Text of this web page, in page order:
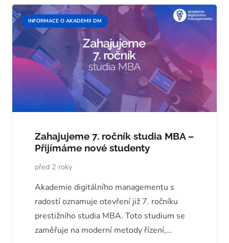
INFORMACE O AKADEMII DM
Zahajujeme 7. ročník studia MBA –
Přijímáme nové studenty
před 2 roky
Akademie digitálního managementu s
radostí oznamuje otevření již 7. ročníku
prestižního studia MBA. Toto studium se
zaměřuje na moderní metody řízení,…